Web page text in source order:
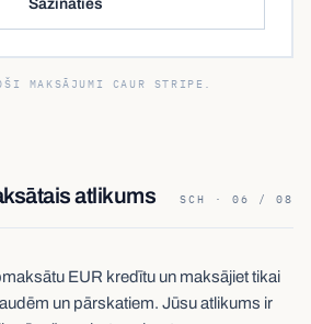
Sazināties
MAKSĀJUMI CAUR STRIPE.
atlikums SCH · 06 / 08
EUR kredītu un maksājiet tikai
un pārskatiem. Jūsu atlikums ir